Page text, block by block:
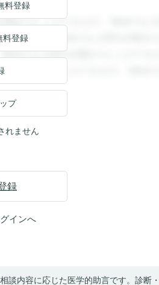
覧することができます。登録すると回
できます。登録すると回答を閲覧する
録すると回答を閲覧することができま
を閲覧することができます。登録する
料登録
料登録
プ
れません
録
インへ
談内容に応じた医学的助言です。診断・